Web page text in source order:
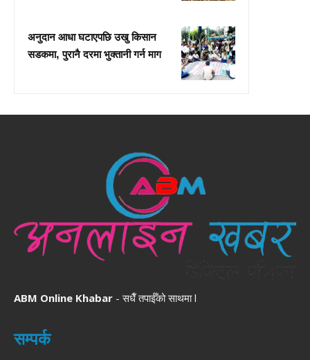
अनुदान आधा घटाएपछि उखु किसान
सडकमा, पुरानै दरमा भुक्तानी गर्न माग
ABM Online Khabar - सधैँ तपाईँको साथमा l
सम्पर्क